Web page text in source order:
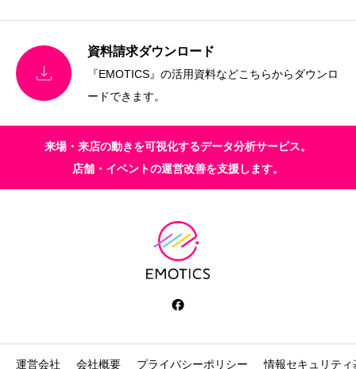

資料請求ダウンロード
『EMOTICS』の活用資料などこちらからダウンロ
ードできます。
来場・来店の動きを可視化するデータ分析サービス。
店舗・イベントの運営改善を支援します。
運営会社 会社概要 プライバシーポリシー 情報セキュリティ